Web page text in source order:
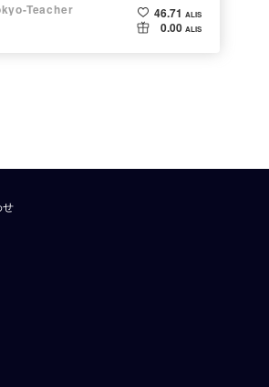
Teacher
46.71 ALIS
0.00 ALIS
せ